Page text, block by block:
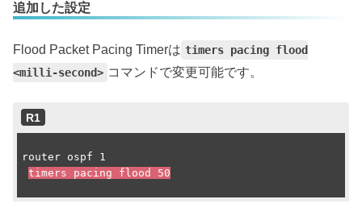
追加した設定
Flood Packet Pacing Timerは timers pacing flood
<milli-second> コマンドで変更可能です。
R1
router ospf 1
timers pacing flood 50